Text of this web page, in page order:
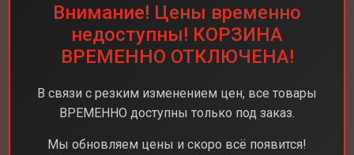
Внимание! Цены временно
недоступны! КОРЗИНА
ВРЕМЕННО ОТКЛЮЧЕНА!
В связи с резким изменением цен, все товары
ВРЕМЕННО доступны только под заказ.
Мы обновляем цены и скоро всё появится!